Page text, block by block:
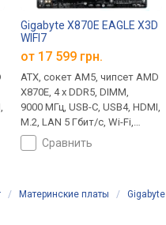
Gigabyte X870E EAGLE X3D
WIFI7
от 17 599 грн.
ATX, сокет AM5, чипсет AMD
X870E, 4 x DDR5, DIMM,
9000 МГц, USB-C, USB4, HDMI,
M.2, LAN 5 Гбит/с, Wi-Fi,
охлаждение M.2
сравнить
/ Материнские платы / Gigabyte